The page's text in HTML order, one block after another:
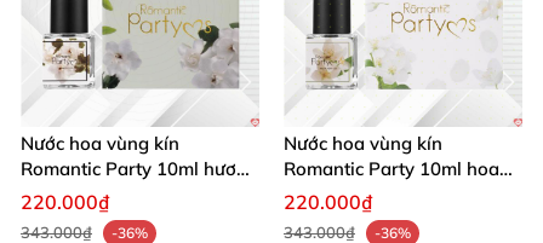
Nước hoa vùng kín
Romantic Party 10ml hương
nhài tây thơm mát quyến rũ
220.000₫
343.000₫
-36%
Nước hoa vùng kín
Romantic Party 10ml hoa
nhài thơm lâu
220.000₫
343.000₫
-36%